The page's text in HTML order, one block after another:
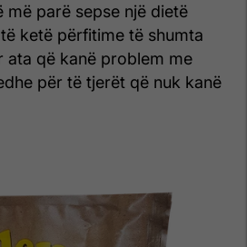
më parë sepse një dietë
ketë përfitime të shumta
ata që kanë problem me
për të tjerët që nuk kanë